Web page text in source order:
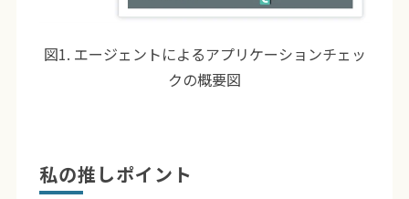
図1. エージェントによるアプリケーションチェッ
クの概要図
私の推しポイント